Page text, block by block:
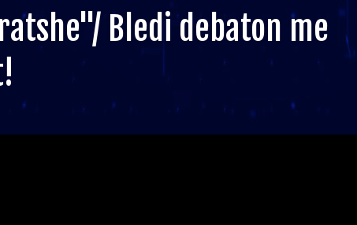
Bledi debaton me